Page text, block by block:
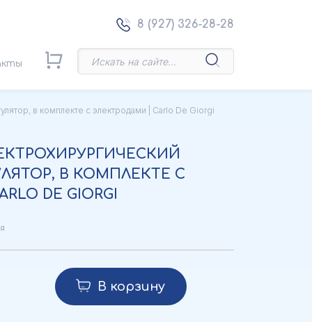
8 (927) 326-28-28
в комплекте с электродами | Carlo De Giorgi
В КОМПЛЕКТЕ С
DE GIORGI
В корзину